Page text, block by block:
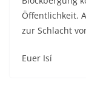
Öffentlichkeit.
zur Schlacht
Euer Isí